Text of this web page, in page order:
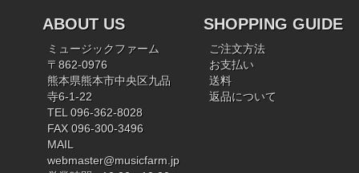
ABOUT US
ミュージックファーム
〒862-0976
熊本県熊本市中央区九品
寺6-1-22
TEL 096-362-8028
FAX 096-300-3496
MAIL
webmaster@musicfarm.jp
SHOPPING GUIDE
ご注文方法
お支払い
送料
返品について